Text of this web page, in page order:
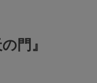
門』